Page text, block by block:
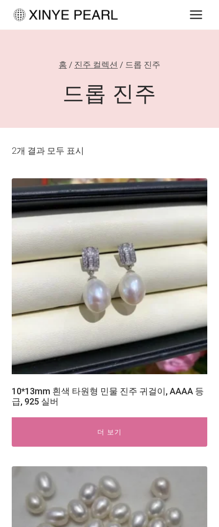
홈 / 진주 컬렉션 / 드롭 진주
드롭 진주
2개 결과 모두 표시
10*13mm 흰색 타원형 민물 진주 귀걸이, AAAA 등
급, 925 실버
더 보기